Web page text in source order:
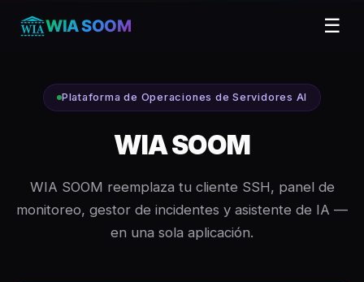
WIA SOOM ☰
Plataforma de Operaciones de Servidores AI
WIA SOOM
WIA SOOM reemplaza tu cliente SSH, panel de
monitoreo, gestor de incidentes y asistente de IA —
en una sola aplicación.